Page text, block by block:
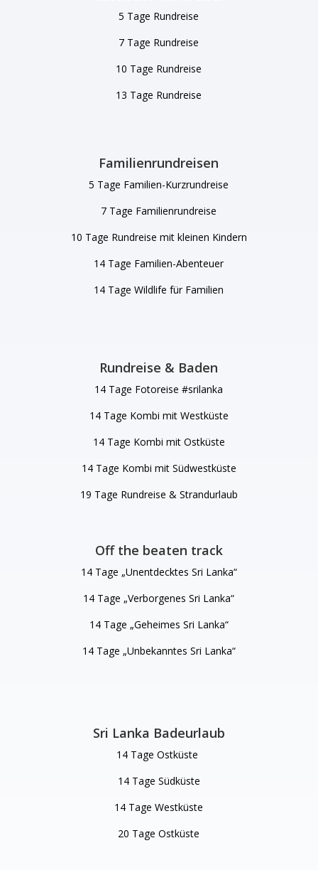
5 Tage Rundreise
7 Tage Rundreise
10 Tage Rundreise
13 Tage Rundreise
Familienrundreisen
5 Tage Familien-Kurzrundreise
7 Tage Familienrundreise
10 Tage Rundreise mit kleinen Kindern
14 Tage Familien-Abenteuer
14 Tage Wildlife für Familien
Rundreise & Baden
14 Tage Fotoreise #srilanka
14 Tage Kombi mit Westküste
14 Tage Kombi mit Ostküste
14 Tage Kombi mit Südwestküste
19 Tage Rundreise & Strandurlaub
Off the beaten track
14 Tage „Unentdecktes Sri Lanka“
14 Tage „Verborgenes Sri Lanka“
14 Tage „Geheimes Sri Lanka“
14 Tage „Unbekanntes Sri Lanka“
Sri Lanka Badeurlaub
14 Tage Ostküste
14 Tage Südküste
14 Tage Westküste
20 Tage Ostküste